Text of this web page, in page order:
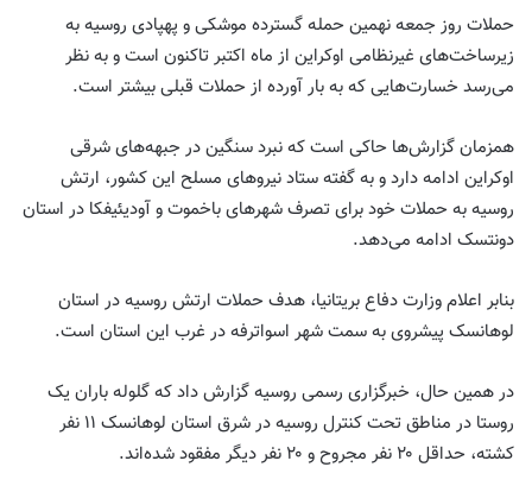
حملات روز جمعه نهمین حمله گسترده موشکی و پهپادی روسیه به
زیرساخت‌های غیرنظامی اوکراین از ماه اکتبر تاکنون است و به نظر
می‌رسد خسارت‌هایی که به بار آورده از حملات قبلی بیشتر است.
همزمان گزارش‌ها حاکی است که نبرد سنگین در جبهه‌های شرقی
اوکراین ادامه دارد و به گفته ستاد نیروهای مسلح این کشور، ارتش
روسیه به حملات خود برای تصرف شهرهای باخموت و آودیئیفکا در استان
دونتسک ادامه می‌دهد.
بنابر اعلام وزارت دفاع بریتانیا، هدف حملات ارتش روسیه در استان
لوهانسک پیشروی به سمت شهر اسواترفه در غرب این استان است.
در همین حال، خبرگزاری‌ رسمی روسیه گزارش داد که گلوله باران یک
روستا در مناطق تحت کنترل روسیه در شرق استان لوهانسک ۱۱ نفر
کشته، حداقل ۲۰ نفر مجروح و ۲۰ نفر دیگر مفقود شده‌اند.